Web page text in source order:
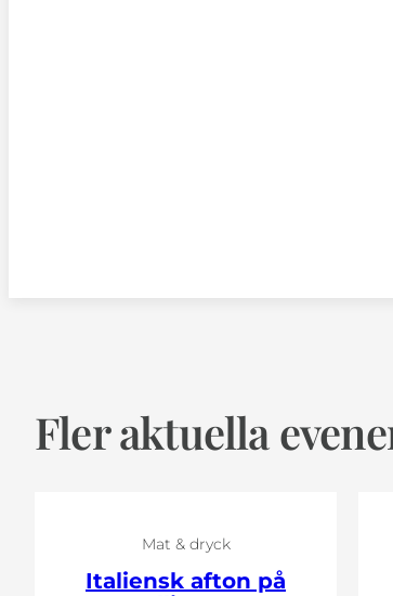
Fler aktuella
Mat & dryck
Italiensk afton på